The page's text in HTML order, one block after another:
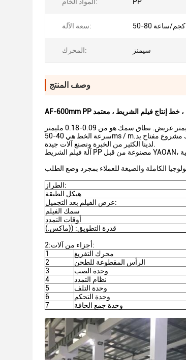
سعة الآلة: 50-80 كجم/ساعة
المحرك: سيمنز
وصف المنتج
لدينا الكثير من الخبرة ونصنع آلات جيدة.
الطراز:
هيكل الطبقة
عرض الفيلم بعد التجميل:
سمك الفيلم
أوقات التمدد
قدرة التطويق: ((ماكس.)
2:أجزاء من آلات:
1
محرك التفريغ
2
الرأس المقطوعة للطحن
3
وحدة الصب
4
نظام التمدد
5
وحدة التلف
6
وحدة التحكم
7
وحدة جمع الحافة